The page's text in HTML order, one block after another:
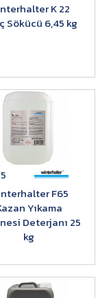
K 22
Sökücü 6,45 kg
F65
Yıkama
Deterjanı 25
kg